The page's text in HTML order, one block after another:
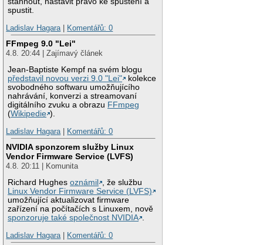
spustit.
Ladislav Hagara| Komentářů: 0
FFmpeg 9.0 "Lei"
4.8. 20:44 | Zajímavý článek
Jean-Baptiste Kempf na svém blogu
představil novou verzi 9.0 "Lei"
kolekce
svobodného softwaru umožňujícího
nahrávání, konverzi a streamovaní
digitálního zvuku a obrazu FFmpeg
(Wikipedie ).
Ladislav Hagara| Komentářů: 0
NVIDIA sponzorem služby Linux
Vendor Firmware Service (LVFS)
4.8. 20:11 | Komunita
Richard Hughesoznámil
, že službu
Linux Vendor Firmware Service (LVFS)
umožňující aktualizovat firmware
zařízení na počítačích s Linuxem, nově
sponzoruje také společnost NVIDIA .
Ladislav Hagara| Komentářů: 0